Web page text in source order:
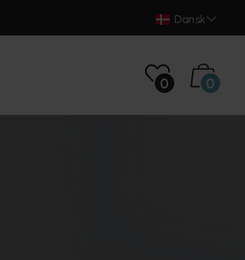
Dansk
0 0